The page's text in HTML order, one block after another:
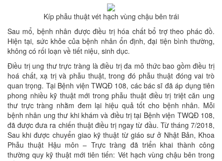
Kíp phẫu thuật vét hạch vùng chậu bên trái
Sau mổ, bệnh nhân được điều trị hóa chất bổ trợ theo phác đồ.
Hiện tại, sức khỏe của bệnh nhân ổn định, đại tiện bình thường,
không có rối loạn về tiết niệu, sinh dục.
Điều trị ung thư trực tràng là điều trị đa mô thức bao gồm điều trị
hoá chất, xạ trị và phẫu thuật, trong đó phẫu thuật đóng vai trò
quan trọng. Tại Bệnh viện TWQĐ 108, các bác sĩ đã áp dụng tiên
phong nhiều kỹ thuật mới trong phẫu thuật điều trị triệt căn ung
thư trực tràng nhằm đem lại hiệu quả tốt cho bệnh nhân. Mỗi
bệnh nhân ung thư khi khám và điều trị tại Bệnh viện TWQĐ 108,
đã được đưa ra chiến thuật điều trị ngay từ đầu. Từ tháng 7/2018,
Sau khi được chuyển giao kỹ thuật từ giáo sư ở Nhật Bản, Khoa
Phẫu thuật Hậu môn – Trực tràng đã triển khai thành công
thường quy kỹ thuật mới tiên tiến: Vét hạch vùng chậu bên trong